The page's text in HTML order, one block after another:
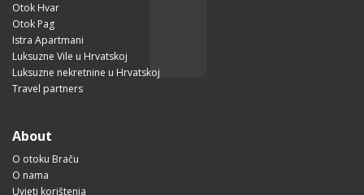
Otok Hvar
Otok Pag
Istra Apartmani
Luksuzne Vile u Hrvatskoj
Luksuzne nekretnine u Hrvatskoj
Travel partners
About
O otoku Braču
O nama
Uvjeti korištenja